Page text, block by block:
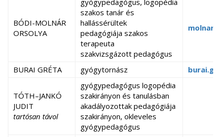
BÓDI-MOLNÁR
ORSOLYA
gyógypedagógus, logopédia
szakos tanár és
hallássérültek
pedagógiája szakos
terapeuta
szakvizsgázott pedagógus
BURAI GRÉTA gyógytornász
TÓTH–JANKÓ
JUDIT
tartósan távol
gyógypedagógus logopédia
szakirányon és tanulásban
akadályozottak pedagógiája
szakirányon, okleveles
gyógypedagógus